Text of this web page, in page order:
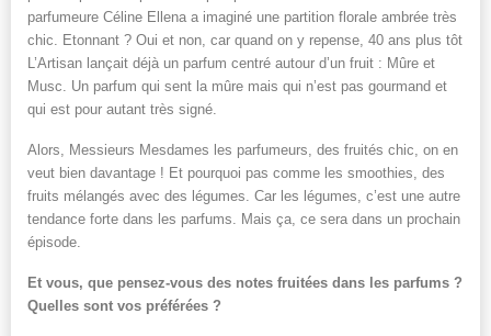
parfumeure Céline Ellena a imaginé une partition florale ambrée très
chic. Etonnant ? Oui et non, car quand on y repense, 40 ans plus tôt
L’Artisan lançait déjà un parfum centré autour d’un fruit : Mûre et
Musc. Un parfum qui sent la mûre mais qui n’est pas gourmand et
qui est pour autant très signé.
Alors, Messieurs Mesdames les parfumeurs, des fruités chic, on en
veut bien davantage ! Et pourquoi pas comme les smoothies, des
fruits mélangés avec des légumes. Car les légumes, c’est une autre
tendance forte dans les parfums. Mais ça, ce sera dans un prochain
épisode.
Et vous, que pensez-vous des notes fruitées dans les parfums ?
Quelles sont vos préférées ?